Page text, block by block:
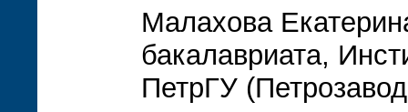
Малахова
бакалавриата,
ПетрГУ